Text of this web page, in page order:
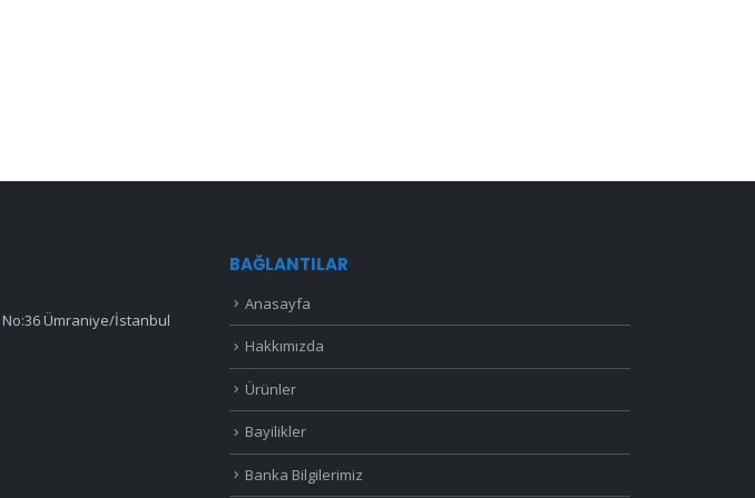
Ümraniye/İstanbul
BAĞLANTILAR
Anasayfa
Hakkımızda
Ürünler
Bayilikler
Banka Bilgilerimiz